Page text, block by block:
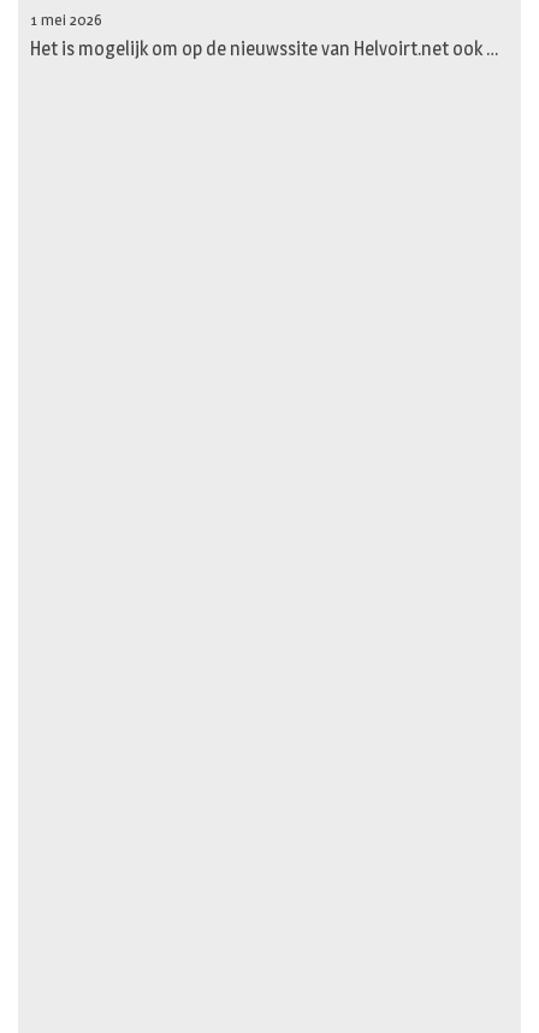
1 mei 2026
Het is mogelijk om op de nieuwssite van Helvoirt.net ook …